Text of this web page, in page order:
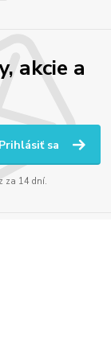
akcie a
Prihlásiť sa
za 14 dní.